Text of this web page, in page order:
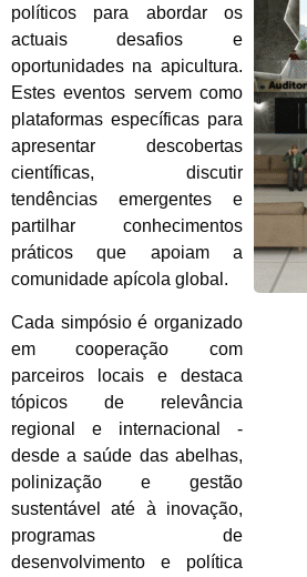
políticos para abordar os
actuais desafios e
oportunidades na apicultura.
Estes eventos servem como
plataformas específicas para
apresentar descobertas
científicas, discutir
tendências emergentes e
partilhar conhecimentos
práticos que apoiam a
comunidade apícola global.
Cada simpósio é organizado
em cooperação com
parceiros locais e destaca
tópicos de relevância
regional e internacional -
desde a saúde das abelhas,
polinização e gestão
sustentável até à inovação,
programas de
desenvolvimento e política